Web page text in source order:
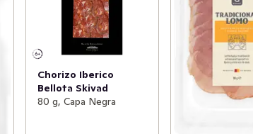
Chorizo Iberico
Bellota Skivad
80 g, Capa Negra